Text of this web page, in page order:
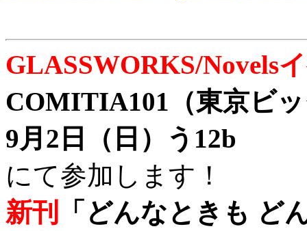
GLASSWORKS/Novels
COMITIA101（東京ビ
9月2日（日）う12b
にて参加します！
新刊
「どんなときも ど